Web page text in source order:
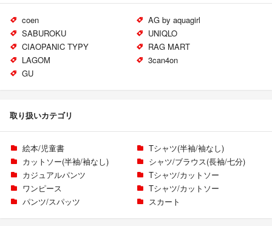
coen
AG by aquagirl
SABUROKU
UNIQLO
CIAOPANIC TYPY
RAG MART
LAGOM
3can4on
GU
取り扱いカテゴリ
絵本/児童書
Tシャツ(半袖/袖なし)
カットソー(半袖/袖なし)
シャツ/ブラウス(長袖/七分)
カジュアルパンツ
Tシャツ/カットソー
ワンピース
Tシャツ/カットソー
パンツ/スパッツ
スカート